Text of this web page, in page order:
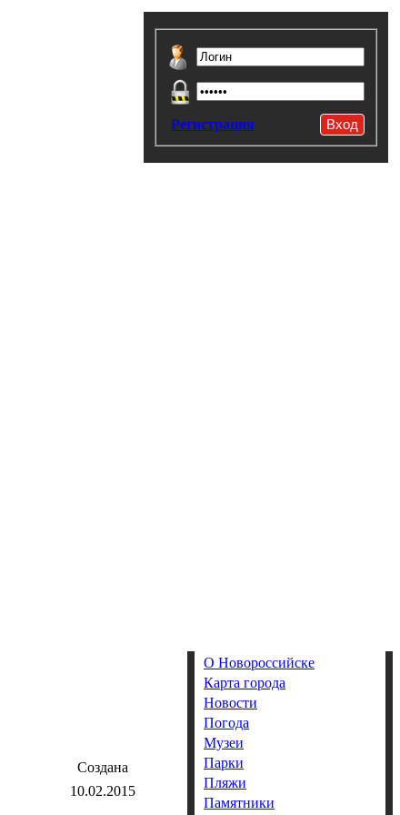
Регистрация
Создана
10.02.2015
О Новороссийске
Карта города
Новости
Погода
Музеи
Парки
Пляжи
Памятники